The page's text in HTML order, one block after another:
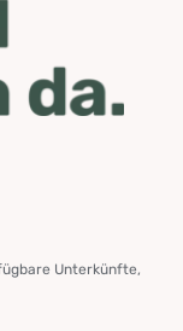
Unterkünfte,